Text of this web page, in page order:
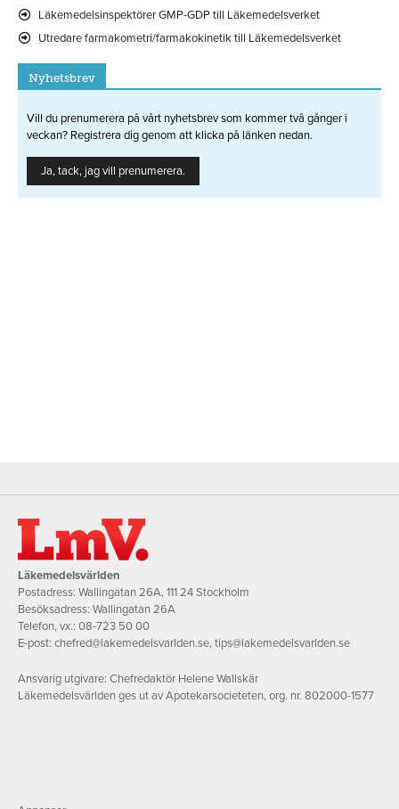
Läkemedelsinspektörer GMP-GDP till Läkemedelsverket
Utredare farmakometri/farmakokinetik till Läkemedelsverket
Nyhetsbrev
Vill du prenumerera på vårt nyhetsbrev som kommer två gånger i
veckan? Registrera dig genom att klicka på länken nedan.
Ja, tack, jag vill prenumerera.
Läkemedelsvärlden
Postadress: Wallingatan 26A, 111 24 Stockholm
Besöksadress: Wallingatan 26A
Telefon, vx.: 08-723 50 00
E-post: chefred@lakemedelsvarlden.se,tips@lakemedelsvarlden.se
Ansvarig utgivare: Chefredaktör Helene Wallskär
Läkemedelsvärlden ges ut av Apotekarsocieteten, org. nr. 802000-1577